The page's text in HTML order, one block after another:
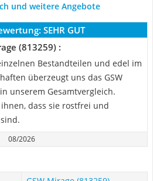
und weitere Angebote
SEHR GUT
(813259) :
Bestandteilen und edel im
überzeugt uns das GSW
unserem Gesamtvergleich.
dass sie rostfrei und
08/2026